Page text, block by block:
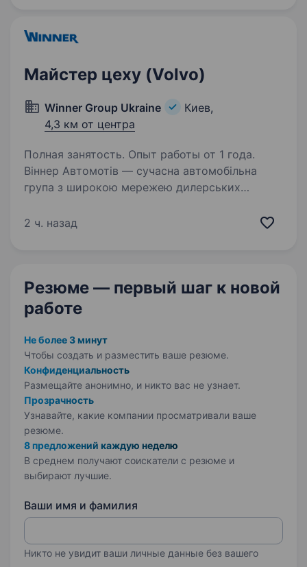
Майстер цеху (Volvo)
Winner Group Ukraine
Киев,
4,3 км от центра
Полная занятость. Опыт работы от 1 года.
Віннер Автомотів — сучасна автомобільна
група з широкою мережею дилерських
ми представляємо провідні світові бренди
2 ч. назад
Резюме — первый шаг к новой
работе
Не более 3 минут
Чтобы создать и разместить ваше резюме.
Конфиденциальность
Размещайте анонимно, и никто вас не узнает.
Прозрачность
Узнавайте, какие компании просматривали ваше
резюме.
8 предложений каждую неделю
В среднем получают соискатели с резюме и
выбирают лучшие.
Ваши имя и фамилия
Никто не увидит ваши личные данные без вашего